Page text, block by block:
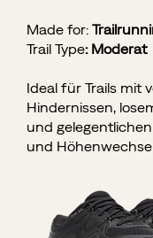
Made for:
Trail Type: Moderat
Ideal für Trails mit
Hindernissen,
und
und